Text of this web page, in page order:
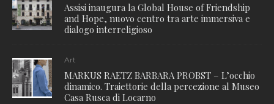
Assisi inaugura la Global House of Friendship
and Hope, nuovo centro tra arte immersiva e
dialogo interreligioso
Art
MARKUS RAETZ BARBARA PROBST – L’occhio
dinamico. Traiettorie della percezione al Museo
Casa Rusca di Locarno